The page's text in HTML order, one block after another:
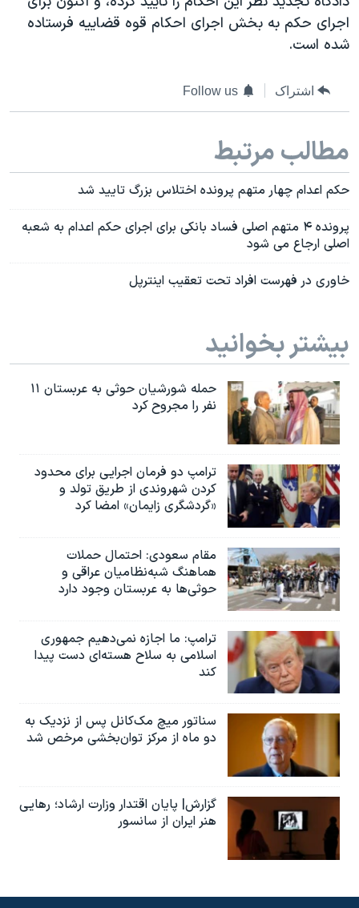
آرشیو پخش زنده
مجموعه مستندهای دادخواهی
تریبونال مردمی آبان ۹۸
اعتراضات مردمی آبان ۹۸
اسرائیل در جنگ
نرگس محمدی برنده جایزه نوبل صلح
همایش محافظه‌کاران آمریکا «سی‌پک»
صفحه‌های ویژه
اجرای حکم به بخش اجرای احکام قوه قضاییه فرستاده
شده است.
اشتراک Follow us
مطالب مرتبط
حکم اعدام چهار متهم پرونده اختلاس بزرگ تایید شد
پرونده ۴ متهم اصلی فساد بانکی برای اجرای حکم اعدام به شعبه
اصلی ارجاع می شود
خاوری در فهرست افراد تحت تعقیب اینترپل
بیشتر بخوانید
حمله شورشیان حوثی به عربستان ۱۱
نفر را مجروح کرد
ترامپ دو فرمان اجرایی برای محدود
کردن شهروندی از طریق تولد و
«گردشگری زایمان» امضا کرد
مقام سعودی: احتمال حملات
هماهنگ شبه‌نظامیان عراقی و
حوثی‌ها به عربستان وجود دارد
ترامپ: ما اجازه نمی‌دهیم جمهوری
اسلامی به سلاح هسته‌ای دست پیدا
کند
سناتور میچ مک‌کانل پس از نزدیک به
دو ماه از مرکز توان‌بخشی مرخص شد
گزارش| پایان اقتدار وزارت ارشاد؛ رهایی
هنر ایران از سانسور